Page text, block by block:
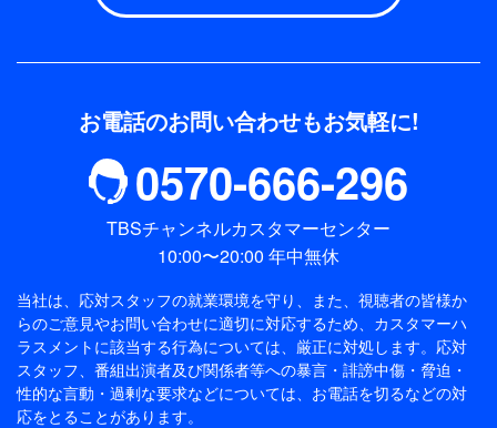
お電話のお問い合わせもお気軽に!
0570-666-296
TBSチャンネルカスタマーセンター
10:00〜20:00 年中無休
当社は、応対スタッフの就業環境を守り、また、視聴者の皆様か
らのご意見やお問い合わせに適切に対応するため、 カスタマーハ
ラスメントに該当する行為については、厳正に対処します。応対
スタッフ、番組出演者及び関係者等への暴言・誹謗中傷・脅迫・
性的な言動・過剰な要求などについては、お電話を切るなどの対
応をとることがあります。